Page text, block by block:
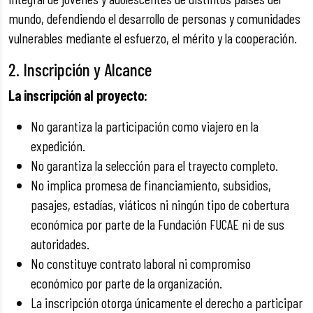
mundo, defendiendo el desarrollo de personas y comunidades
vulnerables mediante el esfuerzo, el mérito y la cooperación.
2. Inscripción y Alcance
La inscripción al proyecto:
No garantiza la participación como viajero en la
expedición.
No garantiza la selección para el trayecto completo.
No implica promesa de financiamiento, subsidios,
pasajes, estadías, viáticos ni ningún tipo de cobertura
económica por parte de la Fundación FUCAE ni de sus
autoridades.
No constituye contrato laboral ni compromiso
económico por parte de la organización.
La inscripción otorga únicamente el derecho a participar